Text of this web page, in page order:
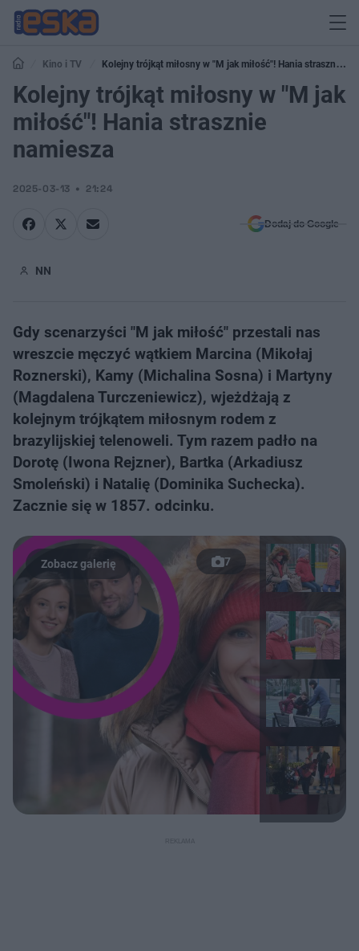
Kino i TV
Kolejny trójkąt miłosny w "M jak miłość"! Hania strasznie
namiesza
Kolejny trójkąt miłosny w "M jak
miłość"! Hania strasznie
namiesza
2025-03-13 21:24
Dodaj do Google
NN
Gdy scenarzyści "M jak miłość" przestali nas
wreszcie męczyć wątkiem Marcina (Mikołaj
Roznerski), Kamy (Michalina Sosna) i Martyny
(Magdalena Turczeniewicz), wjeżdżają z
kolejnym trójkątem miłosnym rodem z
brazylijskiej telenoweli. Tym razem padło na
Dorotę (Iwona Rejzner), Bartka (Arkadiusz
Smoleński) i Natalię (Dominika Suchecka).
Zacznie się w 1857. odcinku.
7